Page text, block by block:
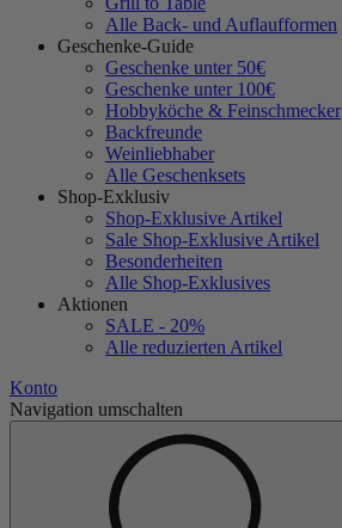
Alle Back- und Auflaufformen
Geschenke-Guide
Geschenke unter 50€
Geschenke unter 100€
Hobbyköche & Feinschmecker
Backfreunde
Weinliebhaber
Alle Geschenksets
Shop-Exklusiv
Shop-Exklusive Artikel
Sale Shop-Exklusive Artikel
Besonderheiten
Alle Shop-Exklusives
Aktionen
SALE - 20%
Alle reduzierten Artikel
Konto
Navigation umschalten